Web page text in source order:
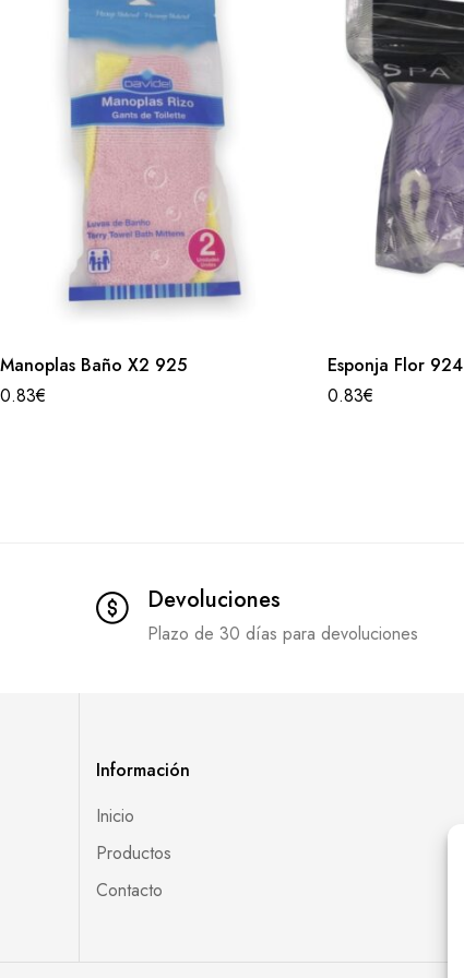
Manoplas Baño X2 925
0.83€
Esponja Flor 924
0.83€
Devoluciones
Plazo de 30 días para devoluciones
Información
Inicio
Productos
Contacto